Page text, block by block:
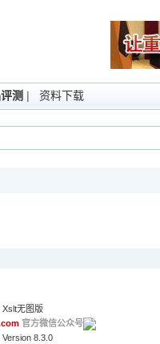
测 | 资料下载
Xslt无图版
官方微信公众号
Version 8.3.0